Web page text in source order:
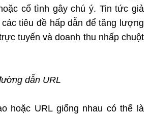
cố tình gây chú ý. Tin tức giả
tiêu đề hấp dẫn để tăng lượng
tuyến và doanh thu nhấp chuột
dẫn URL
hoặc URL giống nhau có thể là